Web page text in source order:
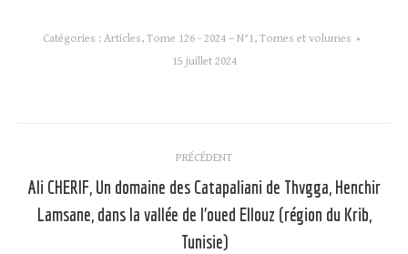
Catégories : Articles, Tome 126 - 2024 – N°1, Tomes et volumes
15 juillet 2024
article
PRÉCÉDENT
Article
précédent
Ali CHERIF, Un domaine des Catapaliani de Thvgga, Henchir
Lamsane, dans la vallée de l’oued Ellouz (région du Krib,
Tunisie)